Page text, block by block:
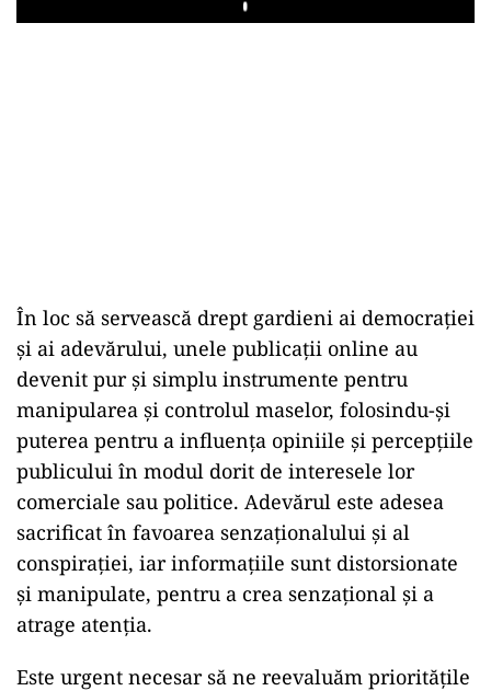
Play
În loc să servească drept gardieni ai democrației
și ai adevărului, unele publicații online au
devenit pur și simplu instrumente pentru
manipularea și controlul maselor, folosindu-și
puterea pentru a influența opiniile și percepțiile
publicului în modul dorit de interesele lor
comerciale sau politice. Adevărul este adesea
sacrificat în favoarea senzaționalului și al
conspirației, iar informațiile sunt distorsionate
și manipulate, pentru a crea senzațional și a
atrage atenția.
Este urgent necesar să ne reevaluăm prioritățile